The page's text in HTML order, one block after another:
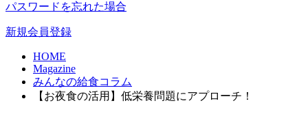
パスワードを忘れた場合
新規会員登録
HOME
Magazine
みんなの給食コラム
【お夜食の活用】低栄養問題にアプローチ！